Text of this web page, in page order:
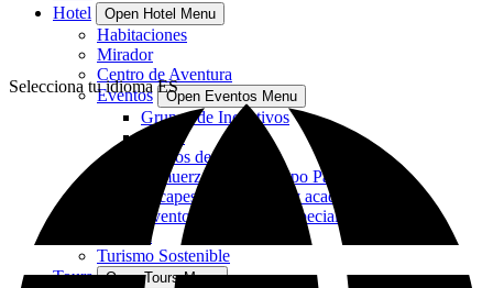
Hotel
Open Hotel Menu
Habitaciones
Mirador
Centro de Aventura
Eventos
Open Eventos Menu
Grupos de Incentivos
Retiros de Bienestar
Almuerzos o Cenas tipo Parrillada
Escapes corporativos y académicos
Eventos con Temas Especiales
Historia
Turismo Sostenible
Tours
Open Tours Menu
Selecciona tu idioma ES